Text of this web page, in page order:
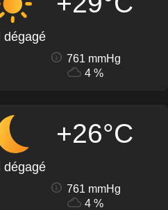
dégagé
761 mmHg
4 %
+26°C
dégagé
761 mmHg
4 %